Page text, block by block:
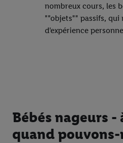
nombreux cours, les
""objets"" passifs, qui
d'expérience
Bébés nageurs -
quand pouvons-